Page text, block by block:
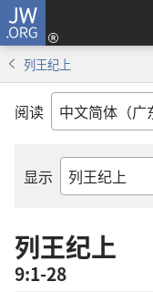
JW.ORG
列王纪上
阅读
显示
圣
经
卷
列王纪上
9:1-28